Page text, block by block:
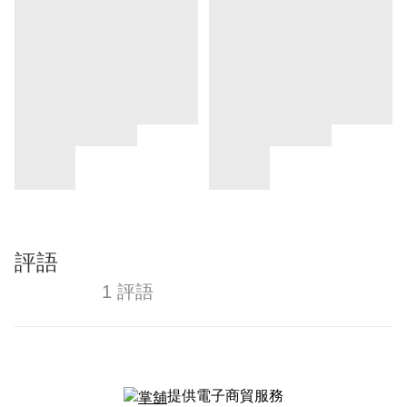
評語
1 評語
提供電子商貿服務